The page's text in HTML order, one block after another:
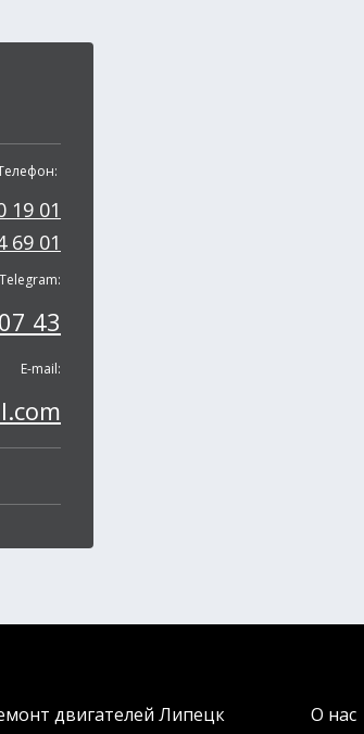
19 01
69 01
43
E-mail:
двигателей Липецк
О нас